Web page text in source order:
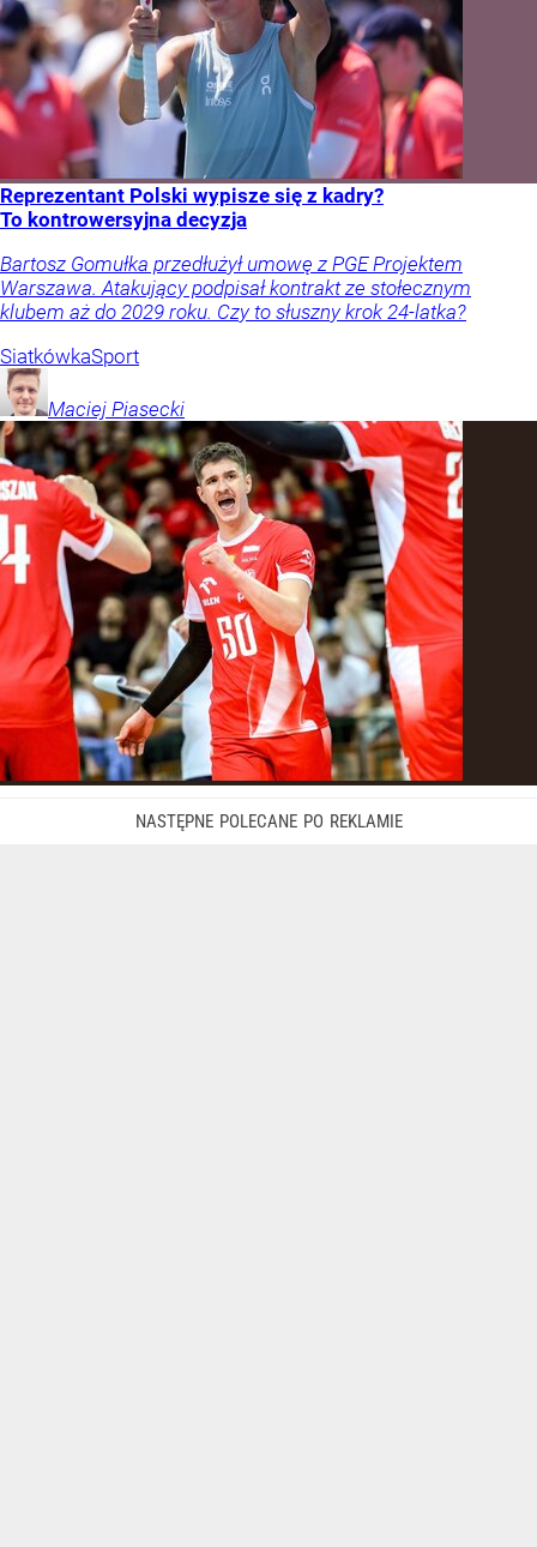
Reprezentant Polski wypisze się z kadry?
To kontrowersyjna decyzja
Bartosz Gomułka przedłużył umowę z PGE Projektem
Warszawa. Atakujący podpisał kontrakt ze stołecznym
klubem aż do 2029 roku. Czy to słuszny krok 24-latka?
SiatkówkaSport
Maciej Piasecki